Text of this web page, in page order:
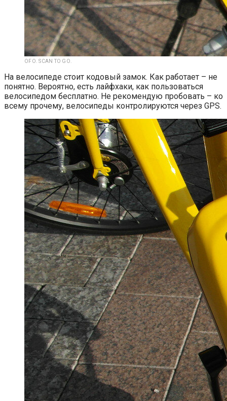
OFO. SCAN TO GO.
На велосипеде стоит кодовый замок. Как работает – не
понятно. Вероятно, есть лайфхаки, как пользоваться
велосипедом бесплатно. Не рекомендую пробовать – ко
всему прочему, велосипеды контролируются через GPS.